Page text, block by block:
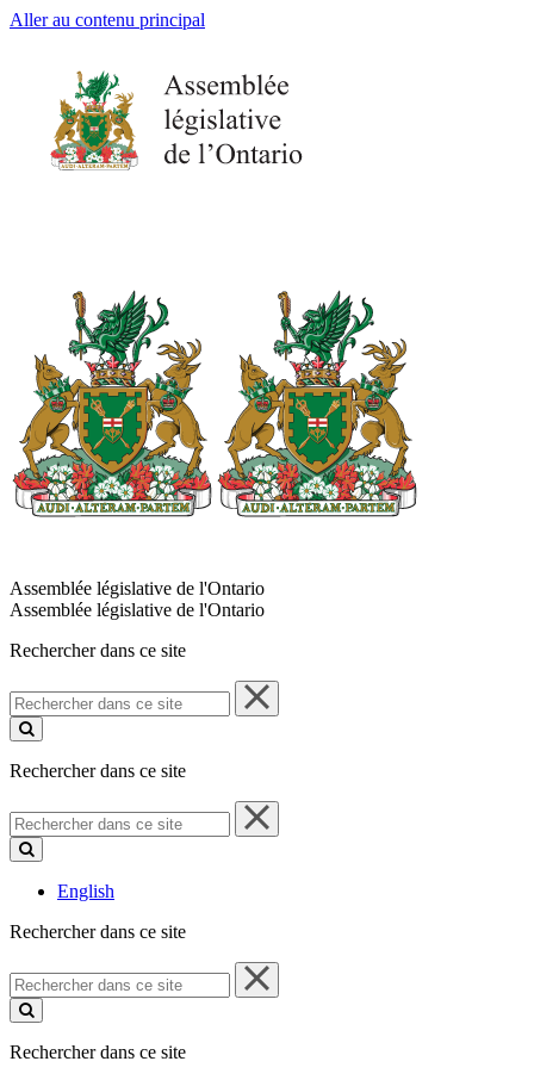
Aller au contenu principal
Assemblée législative de l'Ontario
Assemblée législative de l'Ontario
Rechercher dans ce site
Rechercher
dans
ce
Rechercher dans ce site
Rechercher
dans
ce
English
Rechercher dans ce site
Rechercher
dans
ce
Rechercher dans ce site